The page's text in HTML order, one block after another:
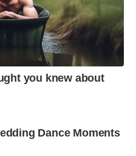
you knew about
Dance Moments